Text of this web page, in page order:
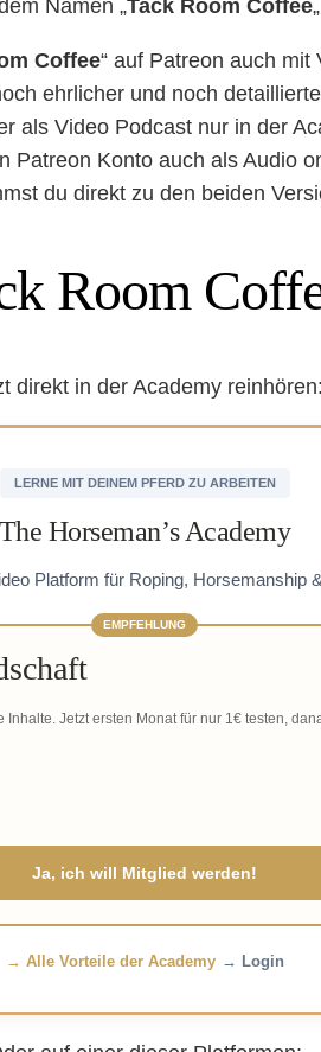
Namen „Tack Room Coffee
Coffee“ auf Patreon auch mit
ehrlicher und noch
als Video Podcast nur in der
Patreon Konto auch als Audio
du direkt zu den beiden
Room
direkt in der Academy reinhören:
LERNE MIT DEINEM PFERD ZU ARBEITEN
The Horseman’s Academy
Platform für Roping, Horsemanship
EMPFEHLUNG
Inhalte. Jetzt ersten Monat für nur 1€ testen,
Ja, ich will Mitglied werden!
→ Alle Vorteile der Academy → Login